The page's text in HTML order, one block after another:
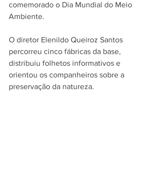
comemorado o Dia Mundial do Meio
Ambiente.
O diretor Elenildo Queiroz Santos
percorreu cinco fábricas da base,
distribuiu folhetos informativos e
orientou os companheiros sobre a
preservação da natureza.